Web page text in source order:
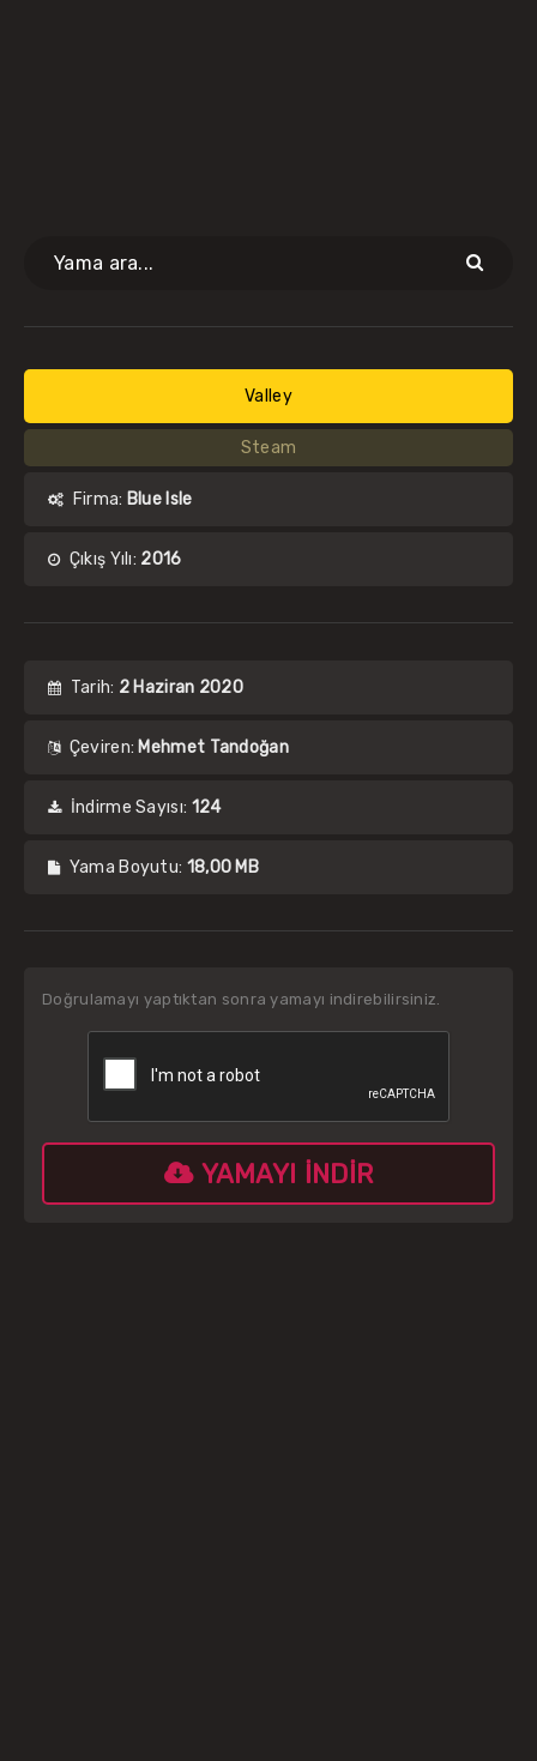
Valley
Steam
Firma: Blue Isle
Çıkış Yılı: 2016
Tarih: 2 Haziran 2020
Çeviren: Mehmet Tandoğan
İndirme Sayısı: 124
Yama Boyutu: 18,00 MB
Doğrulamayı yaptıktan sonra yamayı indirebilirsiniz.